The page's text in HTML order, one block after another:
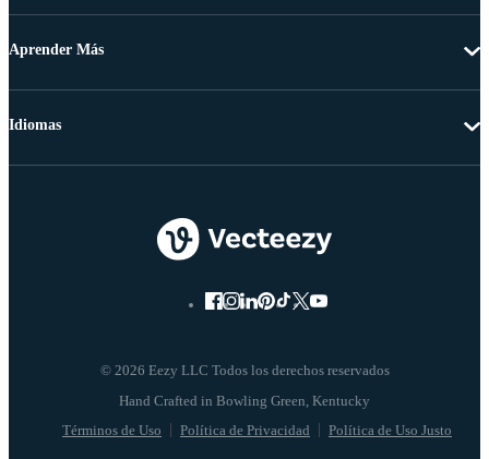
Aprender Más
© 2026 Eezy LLC Todos los derechos reservados
Términos de Uso Política de Privacidad Política de Uso Justo
Idiomas